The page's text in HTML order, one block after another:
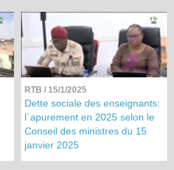
RTB / 15/1/2025
Dette sociale des enseignants:
l`apurement en 2025 selon le
Conseil des ministres du 15
janvier 2025